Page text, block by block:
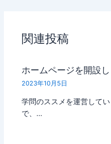
関連投稿
ホームページを開設し
2023年10月5日
学問のススメを運営して
で、…